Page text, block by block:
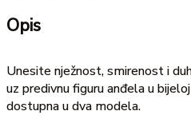
Opis
Unesite nježnost, smirenost i
uz predivnu figuru anđela u
dostupna u dva modela.